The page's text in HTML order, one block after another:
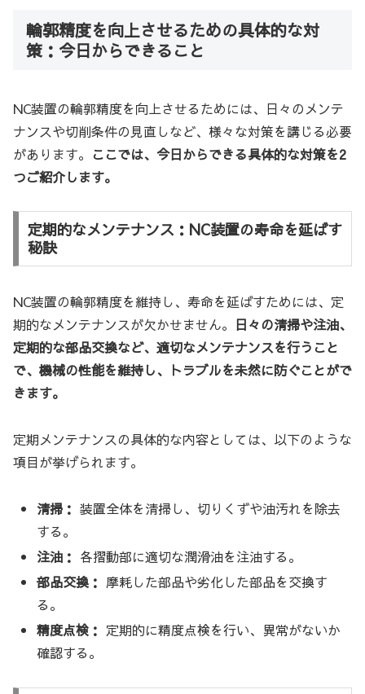
輪郭精度を向上させるための具体的な対
策：今日からできること
NC装置の輪郭精度を向上させるためには、日々のメンテ
ナンスや切削条件の見直しなど、様々な対策を講じる必要
があります。 ここでは、今日からできる具体的な対策を2
つご紹介します。
定期的なメンテナンス：NC装置の寿命を延ばす
秘訣
NC装置の輪郭精度を維持し、寿命を延ばすためには、定
期的なメンテナンスが欠かせません。 日々の清掃や注油、
定期的な部品交換など、適切なメンテナンスを行うこと
で、機械の性能を維持し、トラブルを未然に防ぐことがで
きます。
定期メンテナンスの具体的な内容としては、以下のような
項目が挙げられます。
清掃： 装置全体を清掃し、切りくずや油汚れを除去
する。
注油： 各摺動部に適切な潤滑油を注油する。
部品交換： 摩耗した部品や劣化した部品を交換す
る。
精度点検： 定期的に精度点検を行い、異常がないか
確認する。